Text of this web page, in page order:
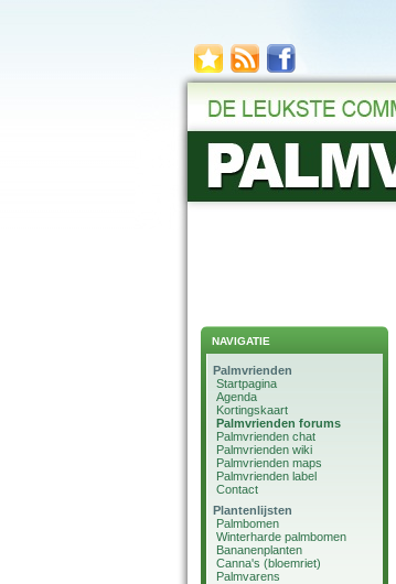
NAVIGATIE
Palmvrienden
Startpagina
Agenda
Kortingskaart
Palmvrienden forums
Palmvrienden chat
Palmvrienden wiki
Palmvrienden maps
Palmvrienden label
Contact
Plantenlijsten
Palmbomen
Winterharde palmbomen
Bananenplanten
Canna's (bloemriet)
Palmvarens